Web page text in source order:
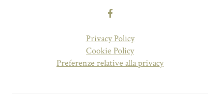
Privacy Policy
Cookie Policy
Preferenze relative alla privacy